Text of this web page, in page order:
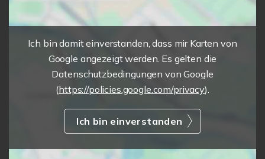
Ich bin damit einverstanden, dass mir Karten von
Google angezeigt werden. Es gelten die
Datenschutzbedingungen von Google
(https://policies.google.com/privacy).
Ich bin einverstanden